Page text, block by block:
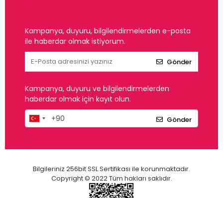
Kampanya, duyuru, bilgilendirmelerden e-posta
ile haberdar olmak istiyorum.
Gönder
Kampanya, duyuru ve bilgilendirmelerden
haberdar olmak için kayıt olun.
Gönder
Bilgileriniz 256bit SSL Sertifikası ile korunmaktadır.
Copyright © 2022 Tüm hakları saklıdır.